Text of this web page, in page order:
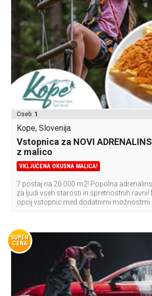
Oseb: 1
Kope, Slovenija
Vstopnica za NOVI
z malico
VKLJUČENA OKUSNA MALICA!
7 postaj na 20.000 m2! Popolna
za ljudi vseh starosti in spretnostnih ravni!
opcij vstopnic med dodatnimi možnostmi
SUPER
CENA